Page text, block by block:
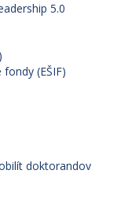
5.0
(EŠIF)
doktorandov